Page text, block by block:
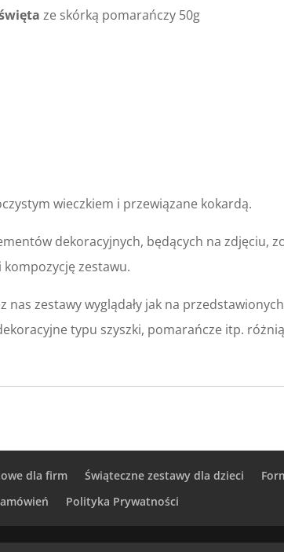
ze skórką pomarańczy 50g
wieczkiem i przewiązane kokardą.
dekoracyjnych, będących na zdjęciu,
zestawu.
zestawy wyglądały jak na
typu szyszki, pomarańcze itp.
dla firm Świąteczne zestawy dla dzieci
Polityka Prywatności